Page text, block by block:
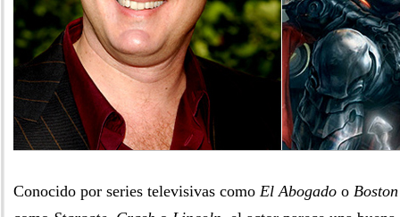
Conocido por series televisivas como El Abogado o